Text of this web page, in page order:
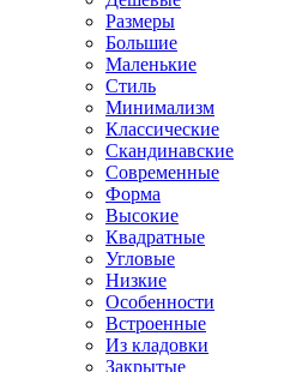
Размеры
Большие
Маленькие
Стиль
Минимализм
Классические
Скандинавские
Современные
Форма
Высокие
Квадратные
Угловые
Низкие
Особенности
Встроенные
Из кладовки
Закрытые